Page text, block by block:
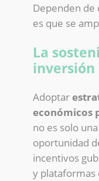
Dependen de
es que se
La
Adoptar
económicos
no es solo
oportunidad
incentivos
y plataformas